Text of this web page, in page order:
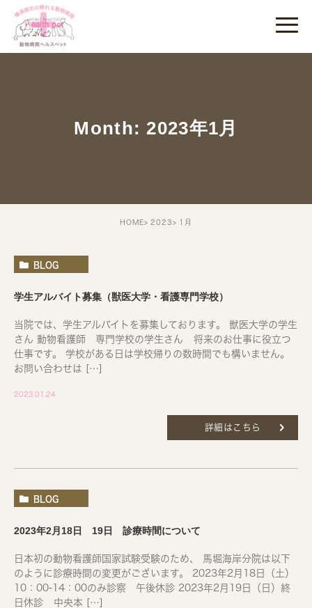
Month: 2023年1月
HOME 2023 1月
BLOG
学生アルバイト募集（獣医大学・看護専門学校）
当院では、学生アルバイトを募集しております。 獣医大学の学生
さん 動物看護師 専門学校の学生さん 将来のお仕事に役立つ
仕事です。 学校がある日は学校帰りの数時間でも構いません。
お問い合わせは […]
2023.01.24
詳細はこちら
BLOG
2023年2月18日 19日 診療時間について
日本初の動物看護師国家試験受験のため、 馬堀海岸分院は以下
のように診療時間の変更がございます。 2023年2月18日（土）
10：00-14：00のみ診察 午後休診 2023年2月19日（日）終
日休診 中央本 […]